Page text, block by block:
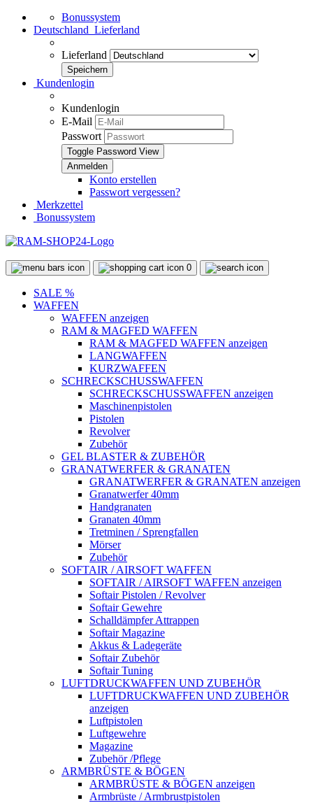
Bonussystem
Deutschland Lieferland
Lieferland
Kundenlogin
Kundenlogin
E-Mail
Passwort
Toggle Password View
Konto erstellen
Passwort vergessen?
Merkzettel
Bonussystem
0
SALE %
WAFFEN
WAFFEN anzeigen
RAM & MAGFED WAFFEN
RAM & MAGFED WAFFEN anzeigen
LANGWAFFEN
KURZWAFFEN
SCHRECKSCHUSSWAFFEN
SCHRECKSCHUSSWAFFEN anzeigen
Maschinenpistolen
Pistolen
Revolver
Zubehör
GEL BLASTER & ZUBEHÖR
GRANATWERFER & GRANATEN
GRANATWERFER & GRANATEN anzeigen
Granatwerfer 40mm
Handgranaten
Granaten 40mm
Tretminen / Sprengfallen
Mörser
Zubehör
SOFTAIR / AIRSOFT WAFFEN
SOFTAIR / AIRSOFT WAFFEN anzeigen
Softair Pistolen / Revolver
Softair Gewehre
Schalldämpfer Attrappen
Softair Magazine
Akkus & Ladegeräte
Softair Zubehör
Softair Tuning
LUFTDRUCKWAFFEN UND ZUBEHÖR
LUFTDRUCKWAFFEN UND ZUBEHÖR
anzeigen
Luftpistolen
Luftgewehre
Magazine
Zubehör /Pflege
ARMBRÜSTE & BÖGEN
ARMBRÜSTE & BÖGEN anzeigen
Armbrüste / Armbrustpistolen